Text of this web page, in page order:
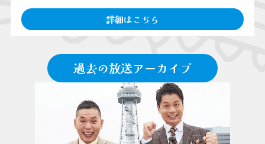
詳細はこちら
過去の放送アーカイブ